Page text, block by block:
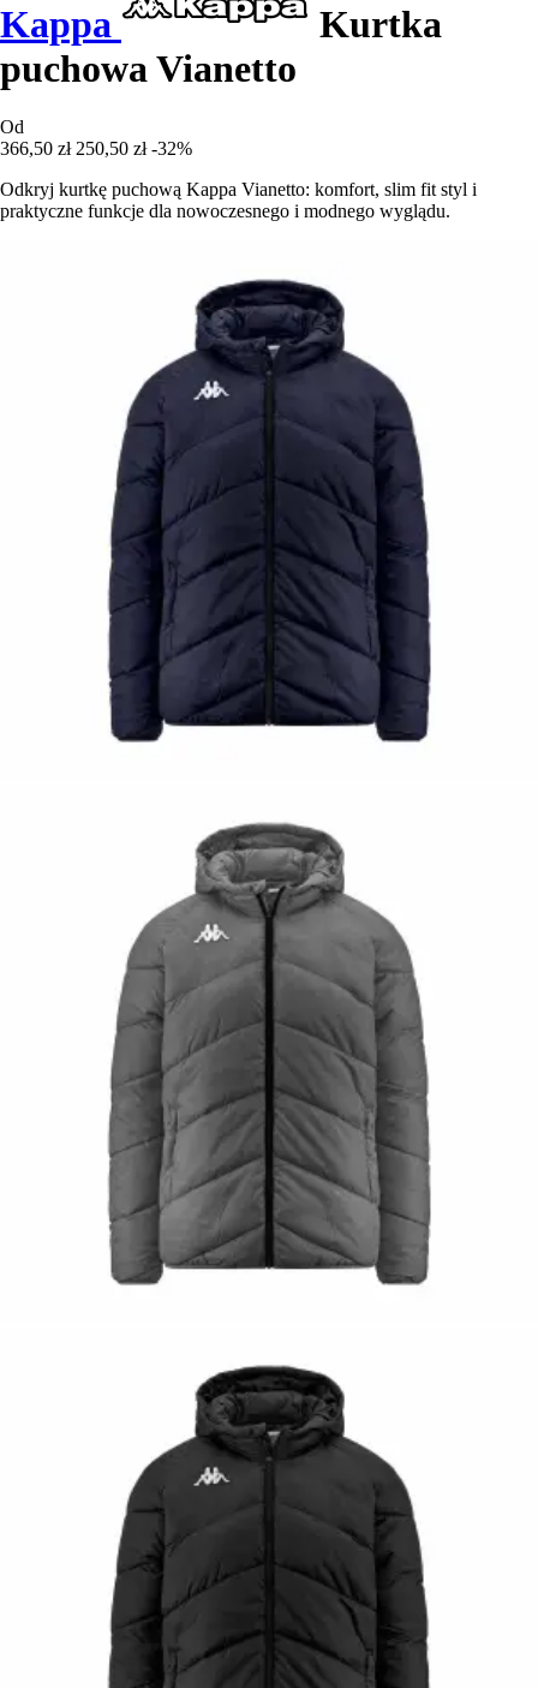
Kappa
Kurtka
puchowa Vianetto
Od
366,50 zł 250,50 zł -32%
Odkryj kurtkę puchową Kappa Vianetto: komfort, slim fit styl i
praktyczne funkcje dla nowoczesnego i modnego wyglądu.